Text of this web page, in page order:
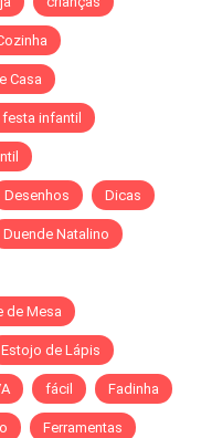
Casa
infantil
Desenhos Dicas
Duende Natalino
de Mesa
Estojo de Lápis
fácil Fadinha
Ferramentas